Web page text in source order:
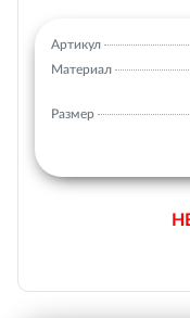
Артикул
Материал
Размер